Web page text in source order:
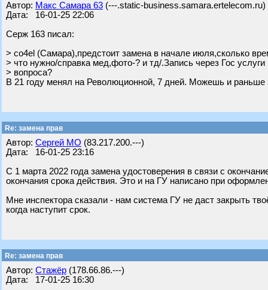
Автор: Макс Самара 63 (---.static-business.samara.ertelecom.ru)
Дата: 16-01-25 22:06
Серж 163 писал:
> co4el (Самара),предстоит замена в начале июля,сколько
> что нужно/справка мед,фото-? и тд/.Запись через Гос услуги
> вопроса?
В 21 году менял на Революционной, 7 дней. Можешь и раньше
Re: замена прав
Автор: Сергей МО (83.217.200.---)
Дата: 16-01-25 23:16
С 1 марта 2022 года замена удостоверения в связи с
окончания срока действия. Это и на ГУ написано при
Мне инспектора сказали - нам система ГУ не даст закрыть
когда наступит срок.
Re: замена прав
Автор: Стажёр (178.66.86.---)
Дата: 17-01-25 16:30